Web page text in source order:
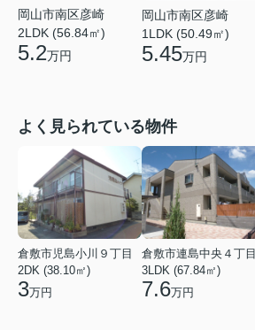
岡山市南区彦崎
2LDK (56.84㎡)
5.2万円
岡山市南区彦崎
1LDK (50.49㎡)
5.45万円
よく見られている物件
倉敷市児島小川９丁目
2DK (38.10㎡)
3万円
倉敷市連島中央４丁目
3LDK (67.84㎡)
7.6万円